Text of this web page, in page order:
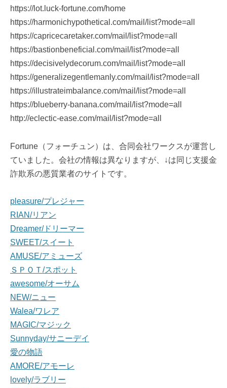
https://lot.luck-fortune.com/home
https://harmonichypothetical.com/mail/list?mode=all
https://capricecaretaker.com/mail/list?mode=all
https://bastionbeneficial.com/mail/list?mode=all
https://decisivelydecorum.com/mail/list?mode=all
https://generalizegentlemanly.com/mail/list?mode=all
https://illustrateimbalance.com/mail/list?mode=all
https://blueberry-banana.com/mail/list?mode=all
http://eclectic-ease.com/mail/list?mode=all
Fortune（フォーチュン）は、合同会社ワークスが運営し
ていました。会社の情報は異なりますが、↓は同じ支援金
詐欺系の悪質業者のサイトです。
pleasure/プレジャー
RIAN/リアン
Dreamer/ドリーマー
SWEET/スイート
AMUSE/アミューズ
ＳＰＯＴ/スポット
awesome/オーサム
NEW/ニュー
Walea/ワレア
MAGIC/マジック
Sunnyday/サニーデイ
愛の物語
AMORE/アモーレ
lovely/ラブリー